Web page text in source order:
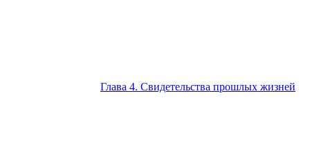
Глава 4. Свидетельства прошлых жизней